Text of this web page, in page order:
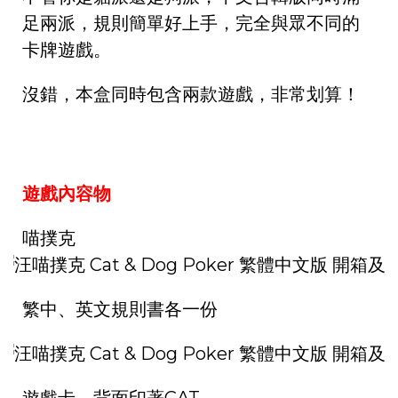
足兩派，規則簡單好上手，完全與眾不同的
卡牌遊戲。
沒錯，本盒同時包含兩款遊戲，非常划算！
遊戲內容物
喵撲克
繁中、英文規則書各一份